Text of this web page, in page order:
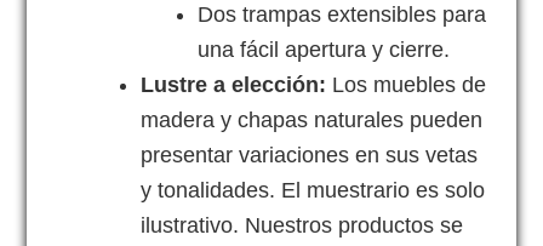
Dos trampas extensibles para
una fácil apertura y cierre.
Lustre a elección: Los muebles de
madera y chapas naturales pueden
presentar variaciones en sus vetas
y tonalidades. El muestrario es solo
ilustrativo. Nuestros productos se